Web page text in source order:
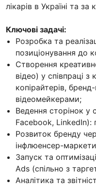
лікарів в Україні та
Ключові задачі:
Розробка та
позиціонування до
Створення
відео) у співпраці
копірайтерів,
відеомейкерами;
Ведення сторінок
Facebook, LinkedIn):
Розвиток бренду
інфлюенсер-
Запуск та
Ads (спільно з
Аналітика та